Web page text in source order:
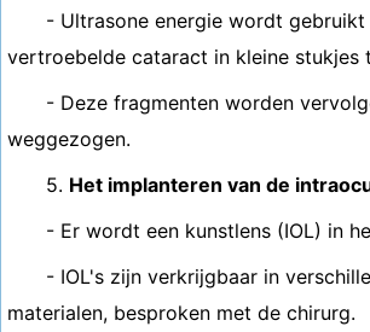
- Ultrasone energie wordt
vertroebelde cataract in kleine stukjes
- Deze fragmenten worden
weggezogen.
5. Het implanteren van de
- Er wordt een kunstlens (IOL) in
- IOL's zijn verkrijgbaar in
materialen, besproken met de chirurg.